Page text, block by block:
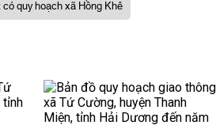
quy hoạch xã Hồng Khê